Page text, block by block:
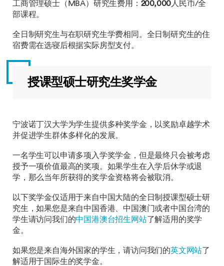
工商管理硕士（MBA）研究生费用： 200,000 人民币/全
部课程。
全日制研究生与在职研究生学费相同。全日制研究生的住
宿费需在选寝后根据实际房型支付。
授课型硕士研究生奖学金
宁波诺丁汉大学为学生提供多种奖学金，以奖励卓越学术
并促进学生群体多样化的发展。
一名学生可以申请多项入学奖学金，但是最终只会被考虑
授予一项价值最高的奖项。如果学生在入学后休学或退
学，那么当年所获得的奖学金资格将会被取消。
以下奖学金仅适用于来自中国大陆的全日制授课型硕士研
究生，如果您是来自中国香港、中国澳门或者中国台湾的
学生请访问我们的中国港澳台招生网站了解适用的奖学
金。
如果您是来自海外国家的学生，请访问我们的英文网站了
解适用于国际生的奖学金。